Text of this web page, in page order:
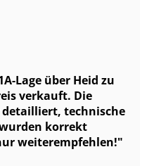
Lage über Heid zu
verkauft. Die
technische
korrekt
weiterempfehlen!